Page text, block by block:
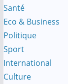
Santé
Eco & Business
Politique
Sport
International
Culture